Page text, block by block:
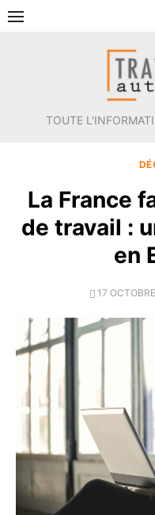
Aller
TOUTE
La France
de travail :
en
POSTED
17